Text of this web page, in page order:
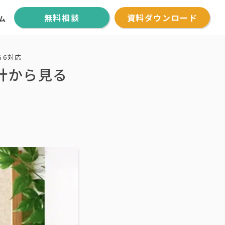
無料相談 資料ダウンロード
6対応
から見る